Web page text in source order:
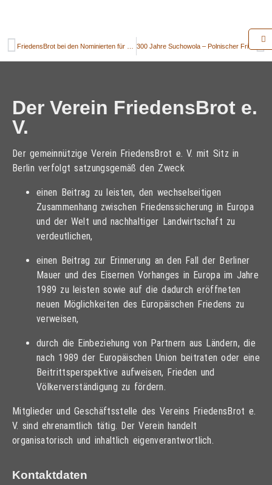
300 Jahre Suchowola – Polnischer FriedensBrot-Partner feiert Jubiläum
Der Verein FriedensBrot e.
V.
Der gemeinnützige Verein FriedensBrot e. V. mit Sitz in
Berlin verfolgt satzungsgemäß den Zweck
einen Beitrag zu leisten, den wechselseitigen
Zusammenhang zwischen Friedenssicherung in Europa
und der Welt und nachhaltiger Landwirtschaft zu
verdeutlichen,
einen Beitrag zur Erinnerung an den Fall der Berliner
Mauer und des Eisernen Vorhanges in Europa im Jahre
1989 zu leisten sowie auf die dadurch eröffneten
neuen Möglichkeiten des Europäischen Friedens zu
verweisen,
durch die Einbeziehung von Partnern aus Ländern, die
nach 1989 der Europäischen Union beitraten oder eine
Beitrittsperspektive aufweisen, Frieden und
Völkerverständigung zu fördern.
Mitglieder und Geschäftsstelle des Vereins FriedensBrot e.
V. sind ehrenamtlich tätig. Der Verein handelt
organisatorisch und inhaltlich eigenverantwortlich.
Kontaktdaten